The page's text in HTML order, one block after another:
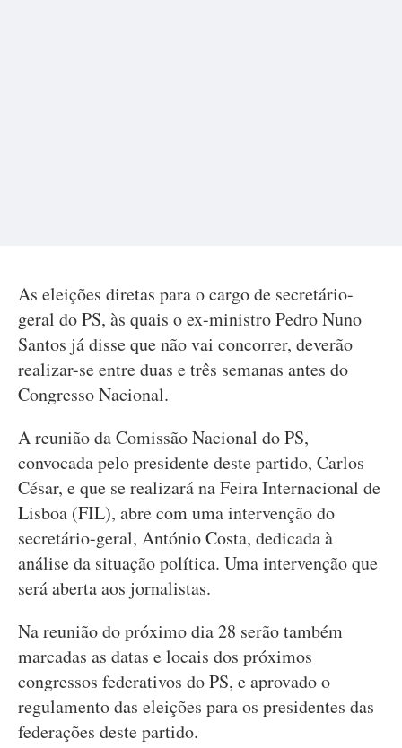
As eleições diretas para o cargo de secretário-
geral do PS, às quais o ex-ministro Pedro Nuno
Santos já disse que não vai concorrer, deverão
realizar-se entre duas e três semanas antes do
Congresso Nacional.
A reunião da Comissão Nacional do PS,
convocada pelo presidente deste partido, Carlos
César, e que se realizará na Feira Internacional de
Lisboa (FIL), abre com uma intervenção do
secretário-geral, António Costa, dedicada à
análise da situação política. Uma intervenção que
será aberta aos jornalistas.
Na reunião do próximo dia 28 serão também
marcadas as datas e locais dos próximos
congressos federativos do PS, e aprovado o
regulamento das eleições para os presidentes das
federações deste partido.